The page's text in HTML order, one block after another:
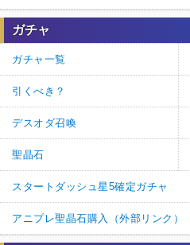
ガチャ
ガチャ一覧
引くべき？
デスオダ召喚
聖晶石
スタートダッシュ星5確定ガチャ
アニプレ聖晶石購入（外部リンク）